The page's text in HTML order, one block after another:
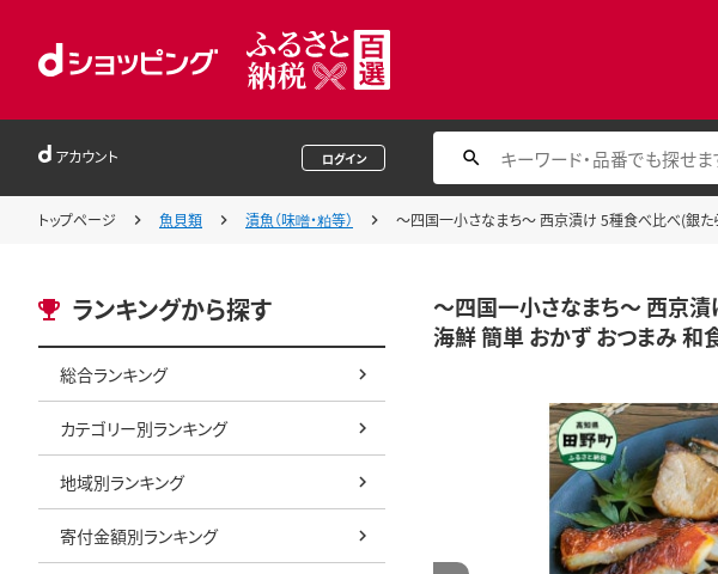
アカウント ログイン
トップページ 魚貝類 漬魚（味噌・粕等） ～四国一小さなまち～ 西京漬け 5種食べ比べ(銀
ランキングから探す
総合ランキング
カテゴリー別ランキング
地域別ランキング
寄付金額別ランキング
～四国一小さなまち～ 西京
海鮮 簡単 おかず おつまみ 和